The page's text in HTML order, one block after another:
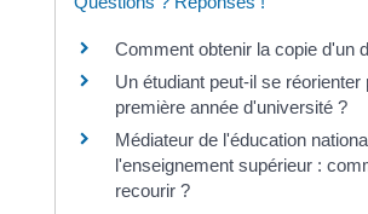
Comment obtenir la copie d'un
Un étudiant peut-il se réorienter
première année d'université ?
Médiateur de l'éducation
l'enseignement supérieur :
recourir ?